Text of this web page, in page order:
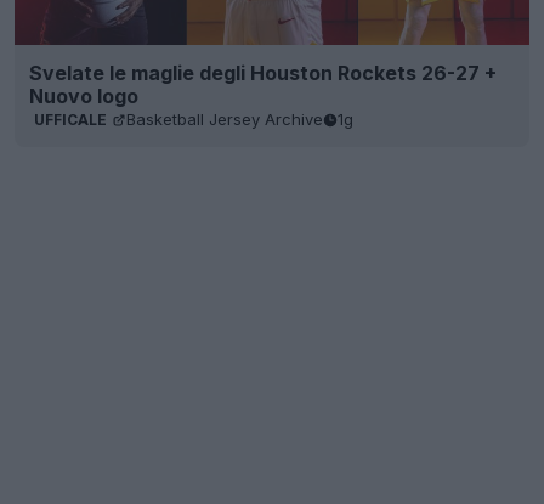
Svelate le maglie degli Houston Rockets 26-27 +
Nuovo logo
UFFICALE Basketball Jersey Archive 1g